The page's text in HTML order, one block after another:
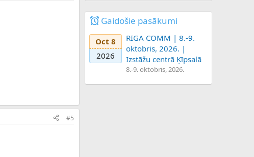
#5
Gaidošie pasākumi
Oct 8
2026
RIGA COMM | 8.-9.
oktobris, 2026. |
Izstāžu centrā Ķīpsalā
8.-9. oktobris, 2026.